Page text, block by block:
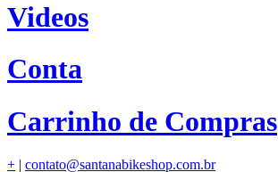
Videos
Conta
Carrinho de Compras
+ | contato@santanabikeshop.com.br